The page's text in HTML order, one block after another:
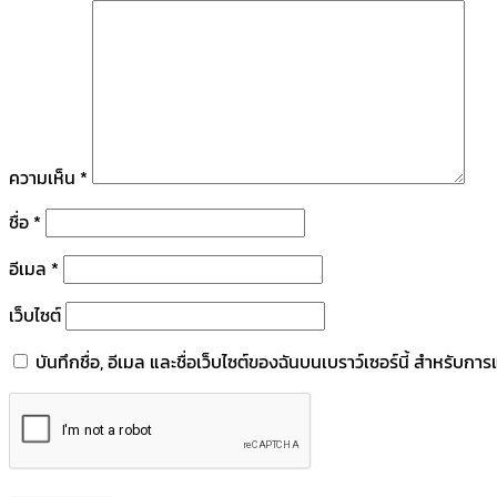
ความเห็น *
ชื่อ *
อีเมล *
เว็บไซต์
บันทึกชื่อ, อีเมล และชื่อเว็บไซต์ของฉันบนเบราว์เซอร์นี้ สำหรับกา